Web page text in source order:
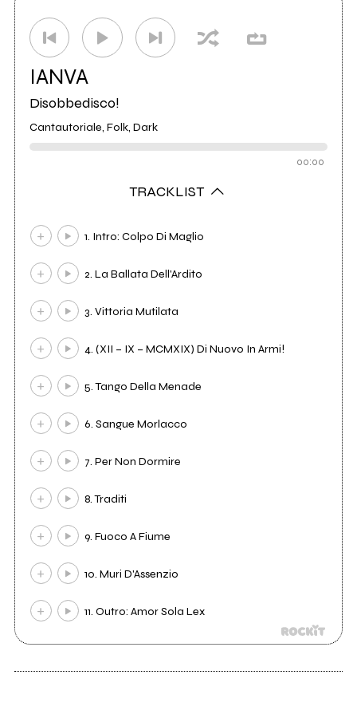
IANVA
Disobbedisco!
Cantautoriale, Folk, Dark
00:00
TRACKLIST
1. Intro: Colpo Di Maglio
2. La Ballata Dell'Ardito
3. Vittoria Mutilata
4. (XII – IX – MCMXIX) Di Nuovo In Armi!
5. Tango Della Menade
6. Sangue Morlacco
7. Per Non Dormire
8. Traditi
9. Fuoco A Fiume
10. Muri D'Assenzio
11. Outro: Amor Sola Lex